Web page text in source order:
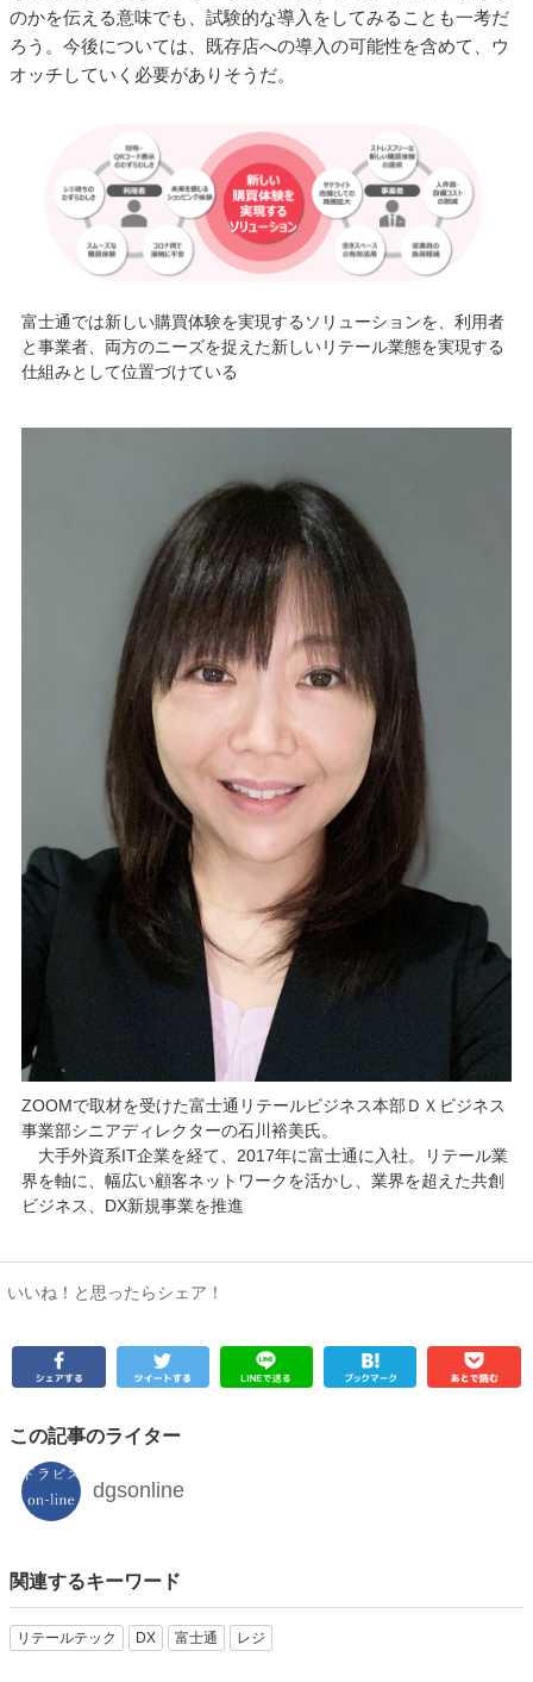
のかを伝える意味でも、試験的な導入をしてみることも一考だ
ろう。今後については、既存店への導入の可能性を含めて、ウ
オッチしていく必要がありそうだ。
富士通では新しい購買体験を実現するソリューションを、利用者
と事業者、両方のニーズを捉えた新しいリテール業態を実現する
仕組みとして位置づけている
ZOOMで取材を受けた富士通リテールビジネス本部ＤＸビジネス
事業部シニアディレクターの石川裕美氏。
大手外資系IT企業を経て、2017年に富士通に入社。リテール業
界を軸に、幅広い顧客ネットワークを活かし、業界を超えた共創
ビジネス、DX新規事業を推進
いいね！と思ったらシェア！
この記事のライター
dgsonline
関連するキーワード
リテールテック DX 富士通 レジ